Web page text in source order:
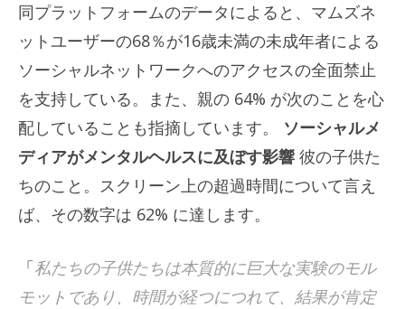
同プラットフォームのデータによると、マムズネ
ットユーザーの68％が16歳未満の未成年者による
ソーシャルネットワークへのアクセスの全面禁止
を支持している。また、親の 64% が次のことを心
配していることも指摘しています。 ソーシャルメ
ディアがメンタルヘルスに及ぼす影響 彼の子供た
ちのこと。スクリーン上の超過時間について言え
ば、その数字は 62% に達します。
「私たちの子供たちは本質的に巨大な実験のモル
モットであり、時間が経つにつれて、結果が肯定